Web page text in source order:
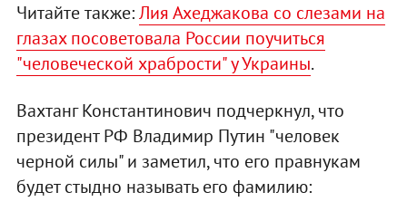
Читайте также:Лия Ахеджакова со слезами на
глазах посоветовала России поучиться
"человеческой храбрости" у Украины.
Вахтанг Константинович подчеркнул, что
президент РФ Владимир Путин "человек
черной силы" и заметил, что его правнукам
будет стыдно называть его фамилию: